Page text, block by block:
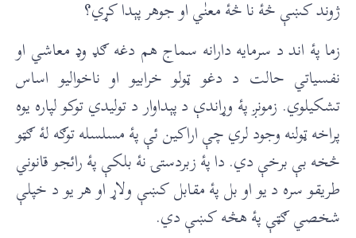
ژوند کښې څۀ نا څۀ معنٰي او جوهر پېدا کړي؟
زما پۀ اند د سرمايه دارانه سماج هم دغه ګډ وډ معاشي او
نفسياتي حالت د دغو ټولو خرابيو او ناخواليو اساس
تشکيلوي. زمونږ پۀ وړاندې د پېداوار د توليدي توکو لپاره يوه
پراخه ټولنه وجود لري چې اراکين ئې پۀ مسلسله توګه لۀ ګټو
څخه بې برخې دي. دا پۀ زبردستۍ نۀ بلکې پۀ رائجو قانوني
طريقو سره د يو او بل پۀ مقابل کښې ولاړ او هر يو د خپلې
شخصي ګټې پۀ هڅه کښې دي.